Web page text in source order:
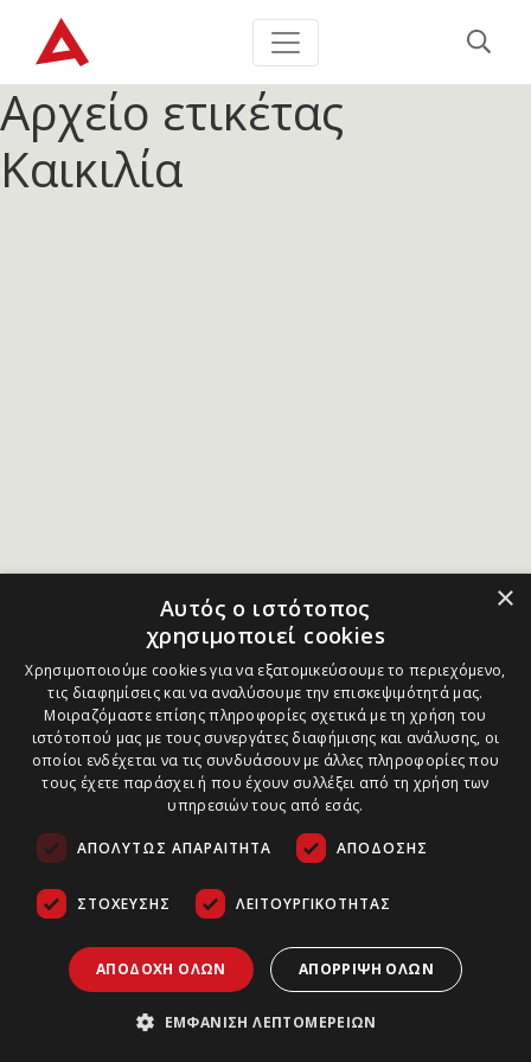
Αρχείο ετικέτας
Καικιλία
×
Αυτός ο ιστότοπος
χρησιμοποιεί cookies
Χρησιμοποιούμε cookies για να εξατομικεύσουμε το περιεχόμενο,
τις διαφημίσεις και να αναλύσουμε την επισκεψιμότητά μας.
Μοιραζόμαστε επίσης πληροφορίες σχετικά με τη χρήση του
ιστότοπού μας με τους συνεργάτες διαφήμισης και ανάλυσης, οι
οποίοι ενδέχεται να τις συνδυάσουν με άλλες πληροφορίες που
τους έχετε παράσχει ή που έχουν συλλέξει από τη χρήση των
υπηρεσιών τους από εσάς.
ΑΠΟΛΎΤΩΣ ΑΠΑΡΑΊΤΗΤΑ ΑΠΌΔΟΣΗΣ
ΣΤΌΧΕΥΣΗΣ ΛΕΙΤΟΥΡΓΙΚΌΤΗΤΑΣ
ΑΠΟΔΟΧΉ ΌΛΩΝ ΑΠΌΡΡΙΨΗ ΌΛΩΝ
ΕΜΦΆΝΙΣΗ ΛΕΠΤΟΜΕΡΕΙΏΝ